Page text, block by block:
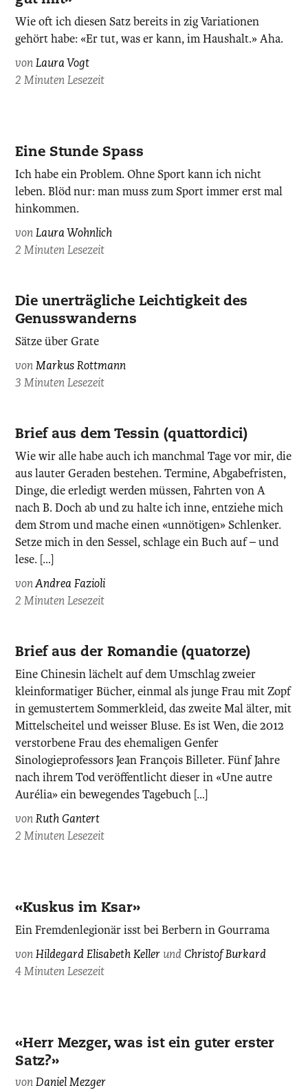
Wie oft ich diesen Satz bereits in zig Variationen
gehört habe: «Er tut, was er kann, im Haushalt.» Aha.
vonLaura Vogt
2 Minuten Lesezeit
zvg.
Eine Stunde Spass
Ich habe ein Problem. Ohne Sport kann ich nicht
leben. Blöd nur: man muss zum Sport immer erst mal
hinkommen.
vonLaura Wohnlich
2 Minuten Lesezeit
Die unerträgliche Leichtigkeit des
Genusswanderns
Sätze über Grate
vonMarkus Rottmann
3 Minuten Lesezeit
Brief aus dem Tessin (quattordici)
Wie wir alle habe auch ich manchmal Tage vor mir, die
aus lauter Geraden bestehen. Termine, Abgabefristen,
Dinge, die erledigt werden müssen, Fahrten von A
nach B. Doch ab und zu halte ich inne, entziehe mich
dem Strom und mache einen «unnötigen» Schlenker.
Setze mich in den Sessel, schlage ein Buch auf – und
lese. […]
vonAndrea Fazioli
2 Minuten Lesezeit
Brief aus der ­Romandie (quatorze)
Eine Chinesin lächelt auf dem Umschlag zweier
kleinformatiger Bücher, einmal als junge Frau mit Zopf
in gemustertem Sommerkleid, das zweite Mal älter, mit
Mittelscheitel und weisser Bluse. Es ist Wen, die 2012
verstorbene Frau des ehemaligen Genfer
Sinologieprofessors Jean François Billeter. Fünf Jahre
nach ihrem Tod veröffentlicht dieser in «Une autre
Aurélia» ein bewegendes Tagebuch […]
vonRuth Gantert
2 Minuten Lesezeit
«Kuskus im Ksar»
Ein Fremdenlegionär isst bei Berbern in Gourrama
vonHildegard Elisabeth Keller undChristof Burkard
4 Minuten Lesezeit
Daniel
Mezger,
«Herr Mezger, was ist ein guter erster
Satz?»
vonDaniel Mezger